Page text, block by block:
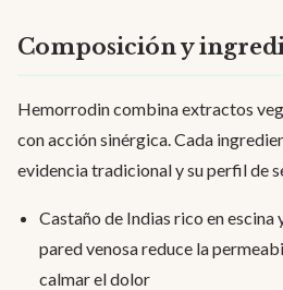
Composición y
Hemorrodin combina extractos
con acción sinérgica. Cada
evidencia tradicional y su perfil de
Castaño de Indias rico en
pared venosa reduce la
calmar el dolor